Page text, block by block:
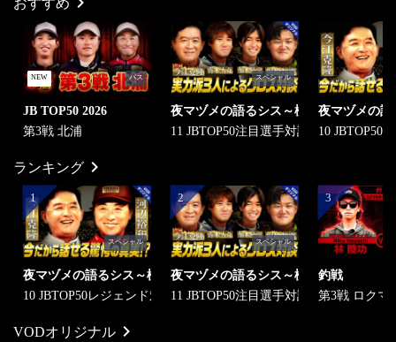
おすすめ
NEW バス
JB TOP50 2026
第3戦 北浦
スペシャル
夜マヅメの語るシス～極み～
11 JBTOP50注目選手対談
夜マヅメの
10 JBTOP50
ランキング
スペシャル
1
夜マヅメの語るシス～極み～
10 JBTOP50レジェンド対談
スペシャル
2
夜マヅメの語るシス～極み～
11 JBTOP50注目選手対談
3
釣戦
第3戦 ロクマ
VODオリジナル